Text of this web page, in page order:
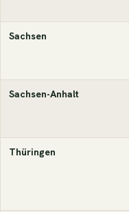
Sachsen
Sachsen-Anhalt
Thüringen